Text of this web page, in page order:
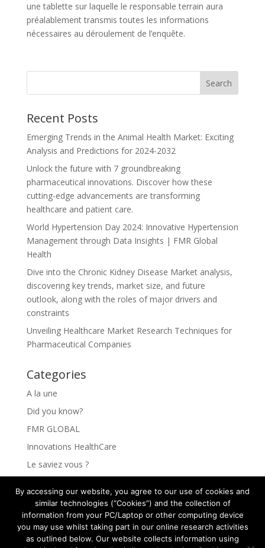
une tablette sur laquelle le responsable terrain aura
préalablement transmis toutes les informations
nécessaires au déroulement de l’enquête.
Recent Posts
Emerging Trends in the Animal Health Market: Exciting
Analysis and Predictions for 2024-2032
Unlock the future with 7 groundbreaking
pharmaceutical innovations. Discover how these
cutting-edge advancements are transforming
healthcare and patient care.
World Hypertension Day 2024: Innovative Hypertension
Management through Data Insights | FMR Global
Health
Dive into the Chronic Kidney Disease Market analysis,
discovering key trends, market size, and future
outlook, along with the roles of major drivers and
constraints
Unveiling Healthcare Market Research Techniques for
Pharmaceutical Companies
Categories
A la une
Did you know?
FMR GLOBAL
Innovations HealthCare
Le saviez vous ?
Les secrets pour comprendre vos clients
Rejoindre FMR GLOBAL HEALTH
The secrets to understanding your clients
By accessing our website, you agree to our use of cookies and
similar technologies (“Cookies”) and the collection of
information from your PC/Laptop or other computing device
you may use whilst taking part in our online research activities
as outlined below. Our website collects information using